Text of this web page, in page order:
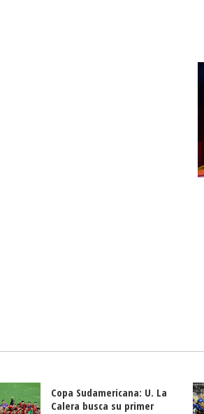
Copa Sudamericana: U. La
Calera busca su primer